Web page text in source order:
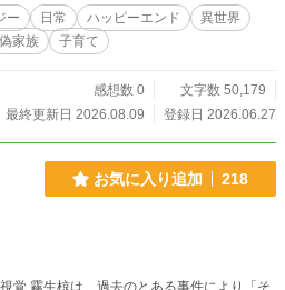
ー 日常 ハッピーエンド
異世界
偽家族 子育て
感想数 0
文字数 50,179
最終更新日 2026.08.09
登録日 2026.06.27
お気に入り追加 218
により「そ